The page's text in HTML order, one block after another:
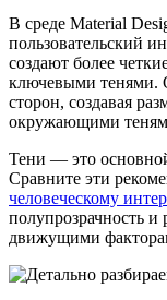
В среде Material
пользовательский
создают более
ключевыми тенями.
сторон, создавая
окружающими
Тени — это
Сравните эти
человеческому
полупрозрачность и
движущими